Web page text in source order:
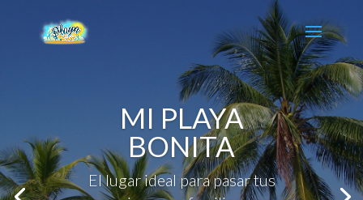
MI PLAYA
BONITA
El lugar ideal para pasar tus